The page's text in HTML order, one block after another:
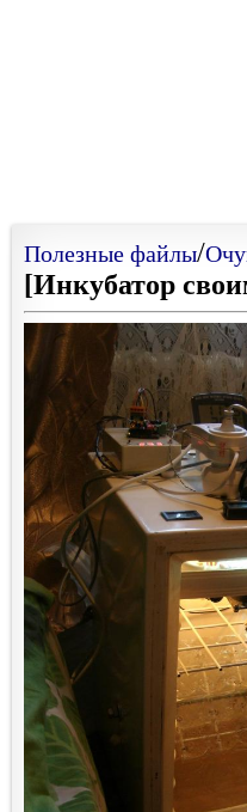
Полезные файлы/
[Инкубатор